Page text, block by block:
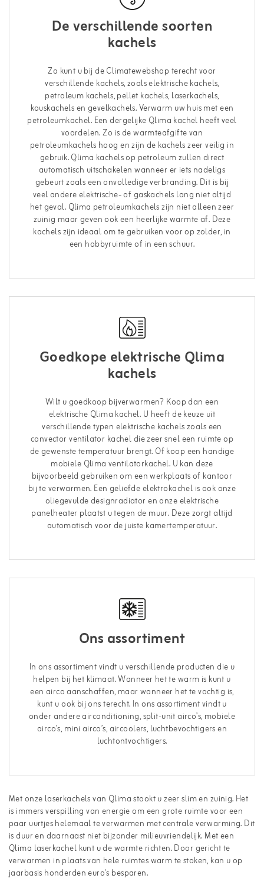
De verschillende soorten
kachels
Zo kunt u bij de Climatewebshop terecht voor
verschillende kachels, zoals elektrische kachels,
petroleum kachels, pellet kachels, laserkachels,
kouskachels en gevelkachels. Verwarm uw huis met een
petroleumkachel. Een dergelijke Qlima kachel heeft veel
voordelen. Zo is de warmteafgifte van
petroleumkachels hoog en zijn de kachels zeer veilig in
gebruik. Qlima kachels op petroleum zullen direct
automatisch uitschakelen wanneer er iets nadeligs
gebeurt zoals een onvolledige verbranding. Dit is bij
veel andere elektrische- of gaskachels lang niet altijd
het geval. Qlima petroleumkachels zijn niet alleen zeer
zuinig maar geven ook een heerlijke warmte af. Deze
kachels zijn ideaal om te gebruiken voor op zolder, in
een hobbyruimte of in een schuur.
Goedkope elektrische Qlima
kachels
Wilt u goedkoop bijverwarmen? Koop dan een
elektrische Qlima kachel. U heeft de keuze uit
verschillende typen elektrische kachels zoals een
convector ventilator kachel die zeer snel een ruimte op
de gewenste temperatuur brengt. Of koop een handige
mobiele Qlima ventilatorkachel. U kan deze
bijvoorbeeld gebruiken om een werkplaats of kantoor
bij te verwarmen. Een geliefde elektrokachel is ook onze
oliegevulde designradiator en onze elektrische
panelheater plaatst u tegen de muur. Deze zorgt altijd
automatisch voor de juiste kamertemperatuur.
Ons assortiment
In ons assortiment vindt u verschillende producten die u
helpen bij het klimaat. Wanneer het te warm is kunt u
een airco aanschaffen, maar wanneer het te vochtig is,
kunt u ook bij ons terecht. In ons assortiment vindt u
onder andere airconditioning, split-unit airco’s, mobiele
airco’s, mini airco’s, aircoolers, luchtbevochtigers en
luchtontvochtigers.
Met onze laserkachels van Qlima stookt u zeer slim en zuinig. Het
is immers verspilling van energie om een grote ruimte voor een
paar uurtjes helemaal te verwarmen met centrale verwarming. Dit
is duur en daarnaast niet bijzonder milieuvriendelijk. Met een
Qlima laserkachel kunt u de warmte richten. Door gericht te
verwarmen in plaats van hele ruimtes warm te stoken, kan u op
jaarbasis honderden euro's besparen.